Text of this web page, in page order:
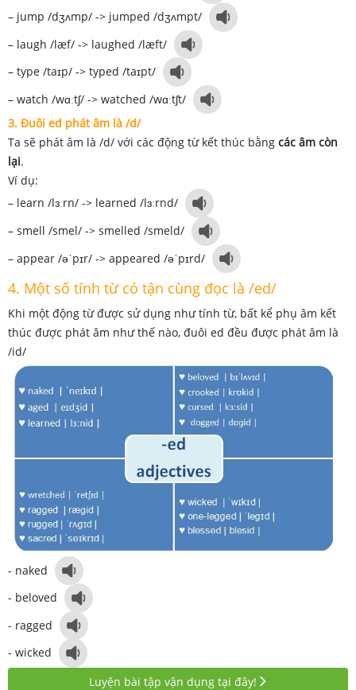
– jump /dʒʌmp/ -> jumped /dʒʌmpt/
– laugh /læf/ -> laughed /læft/
– type /taɪp/ -> typed /taɪpt/
– watch /wɑːtʃ/ -> watched /wɑːtʃt/
3. Đuôi ed phát âm là /d/
Ta sẽ phát âm là /d/ với các động từ kết thúc bằng các âm còn
lại.
Ví dụ:
– learn /lɜːrn/ -> learned /lɜːrnd/
– smell /smel/ -> smelled /smeld/
– appear /əˈpɪr/ -> appeared /əˈpɪrd/
4. Một số tính từ có tận cùng đọc là /ed/
Khi một động từ được sử dụng như tính từ, bất kể phụ âm kết
thúc được phát âm như thế nào, đuôi ed đều được phát âm là
/id/
- naked
- beloved
- ragged
- wicked
Luyện bài tập vận dụng tại đây!